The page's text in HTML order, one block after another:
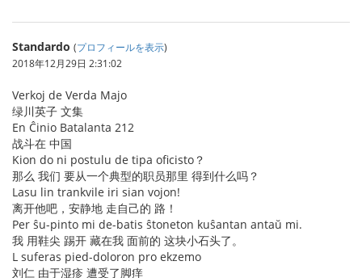
Standardo (プロフィールを表示)
2018年12月29日 2:31:02
Verkoj de Verda Majo
绿川英子 文集
En Ĉinio Batalanta 212
战斗在 中国
Kion do ni postulu de tipa oficisto？
那么 我们 要从一个典型的职员那里 得到什么吗？
Lasu lin trankvile iri sian vojon!
离开他吧，安静地 走自己的 路！
Per ŝu-pinto mi de-batis ŝtoneton kuŝantan antaŭ mi.
我 用鞋尖 踢开 藏在我 面前的 这块小石头了。
L suferas pied-doloron pro ekzemo
刘仁 由于湿疹 遭受了脚痒